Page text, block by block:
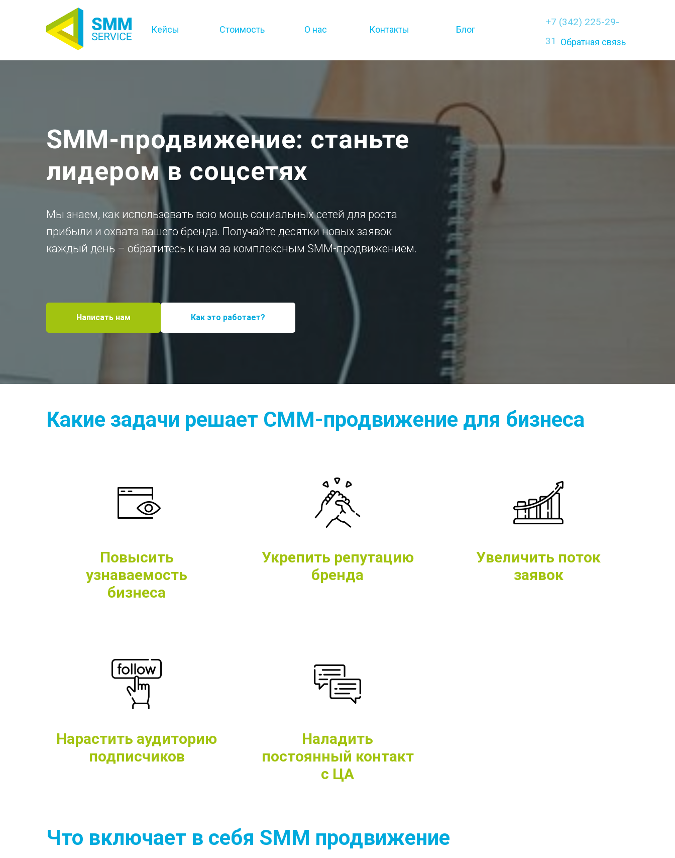
+7 (342) 225-29-
31
Кейсы Контакты
Стоимость О нас
Блог
Обратная связь
SMM-продвижение: станьте
лидером в соцсетях
Мы знаем, как использовать всю мощь социальных сетей для роста
прибыли и охвата вашего бренда. Получайте десятки новых заявок
каждый день – обратитесь к нам за комплексным SMM-продвижением.
Написать нам Как это работает?
Какие задачи решает СММ-продвижение для бизнеса
Повысить
узнаваемость
бизнеса
Укрепить репутацию
бренда
Увеличить поток
заявок
Нарастить аудиторию
подписчиков
Наладить
постоянный контакт
с ЦА
Что включает в себя SMM продвижение